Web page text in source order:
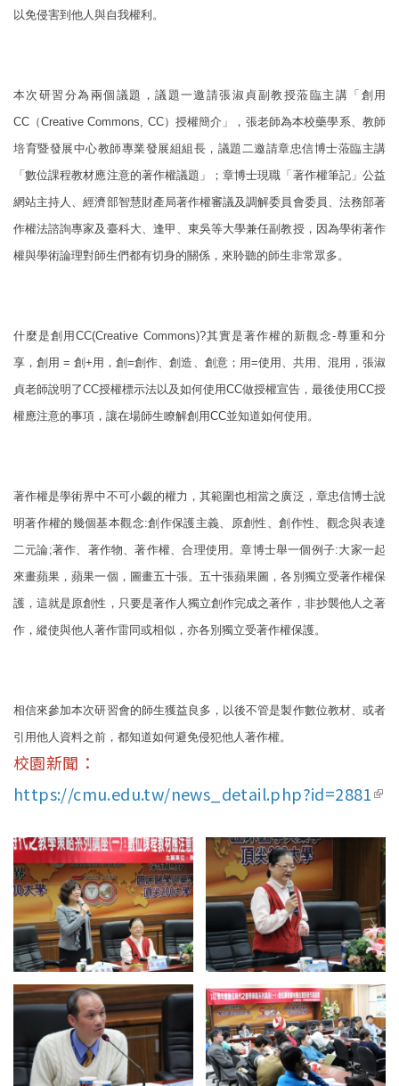
以免侵害到他人與自我權利。
本次研習分為兩個議題，議題一邀請張淑貞副教授蒞臨主講「創用
CC（Creative Commons, CC）授權簡介」，張老師為本校藥學系、教師
培育暨發展中心教師專業發展組組長，議題二邀請章忠信博士蒞臨主講
「數位課程教材應注意的著作權議題」；章博士現職「著作權筆記」公益
網站主持人、經濟部智慧財產局著作權審議及調解委員會委員、法務部著
作權法諮詢專家及臺科大、逢甲、東吳等大學兼任副教授，因為學術著作
權與學術論理對師生們都有切身的關係，來聆聽的師生非常眾多。
什麼是創用CC(Creative Commons)?其實是著作權的新觀念-尊重和分
享，創用 = 創+用，創=創作、創造、創意；用=使用、共用、混用，張淑
貞老師說明了CC授權標示法以及如何使用CC做授權宣告，最後使用CC授
權應注意的事項，讓在場師生瞭解創用CC並知道如何使用。
著作權是學術界中不可小覷的權力，其範圍也相當之廣泛，章忠信博士說
明著作權的幾個基本觀念:創作保護主義、原創性、創作性、觀念與表達
二元論;著作、著作物、著作權、合理使用。章博士舉一個例子:大家一起
來畫蘋果，蘋果一個，圖畫五十張。五十張蘋果圖，各別獨立受著作權保
護，這就是原創性，只要是著作人獨立創作完成之著作，非抄襲他人之著
作，縱使與他人著作雷同或相似，亦各別獨立受著作權保護。
相信來參加本次研習會的師生獲益良多，以後不管是製作數位教材、或者
引用他人資料之前，都知道如何避免侵犯他人著作權。
校園新聞：
https://cmu.edu.tw/news_detail.php?id=2881